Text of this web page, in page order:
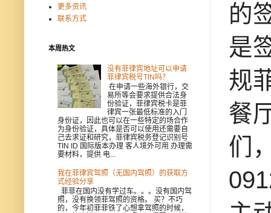
的
是
规
餐
们
更多资讯
联系方式
本周热文
没有菲律宾地址可以申请
菲律宾税号TIN吗？
在申请一些海外银行，交
易所等会要求提供合法身
份验证，菲律宾税卡是菲
律宾一张最低标准的入门
身份证，因此也可以在一些特定的场合作
为身份验证，具体是否可以使用还需要自
己去求证和研究，菲律宾税务登记识别号
TIN ID 国际版本办理 客人境外可用 办理需
要材料，提供 电...
我在菲律宾驾照（无国内驾照）的获取方
式经验分享
菲菲在国内没有学过车。。。没有国内驾
照，没有换领菲驾照的资格。 买？不巧
的，今年初菲菲铁了心想拿驾照的时候，